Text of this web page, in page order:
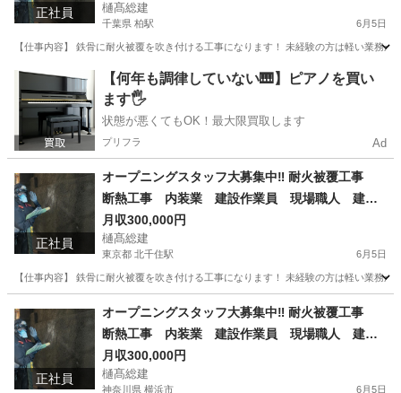
正社員 樋髙総建
千葉県 柏駅 6月5日
【仕事内容】 鉄骨に耐火被覆を吹き付ける工事になります！ 未経験の方は軽い業務
千葉 柏市 柏駅 内装職人 埼玉 吉川市 吉川駅
内装職人 職人
【何年も調律していない🎹】ピアノを買い
ます🖐️
状態が悪くてもOK！最大限買取します
プリフラ Ad
正社員
オープニングスタッフ大募集中‼︎ 耐火被覆工事
断熱工事 内装業 建設作業員 現場職人 建設
職人 岩綿 ロックウール
月収300,000円
樋髙総建
東京都 北千住駅 6月5日
【仕事内容】 鉄骨に耐火被覆を吹き付ける工事になります！ 未経験の方は軽い業務
北千住駅 内装職人 神奈川 川崎市
京急川崎駅 内装職人 職人
正社員
オープニングスタッフ大募集中‼︎ 耐火被覆工事
断熱工事 内装業 建設作業員 現場職人 建設
職人 岩綿 ロックウール
月収300,000円
樋髙総建
神奈川県 横浜市 6月5日